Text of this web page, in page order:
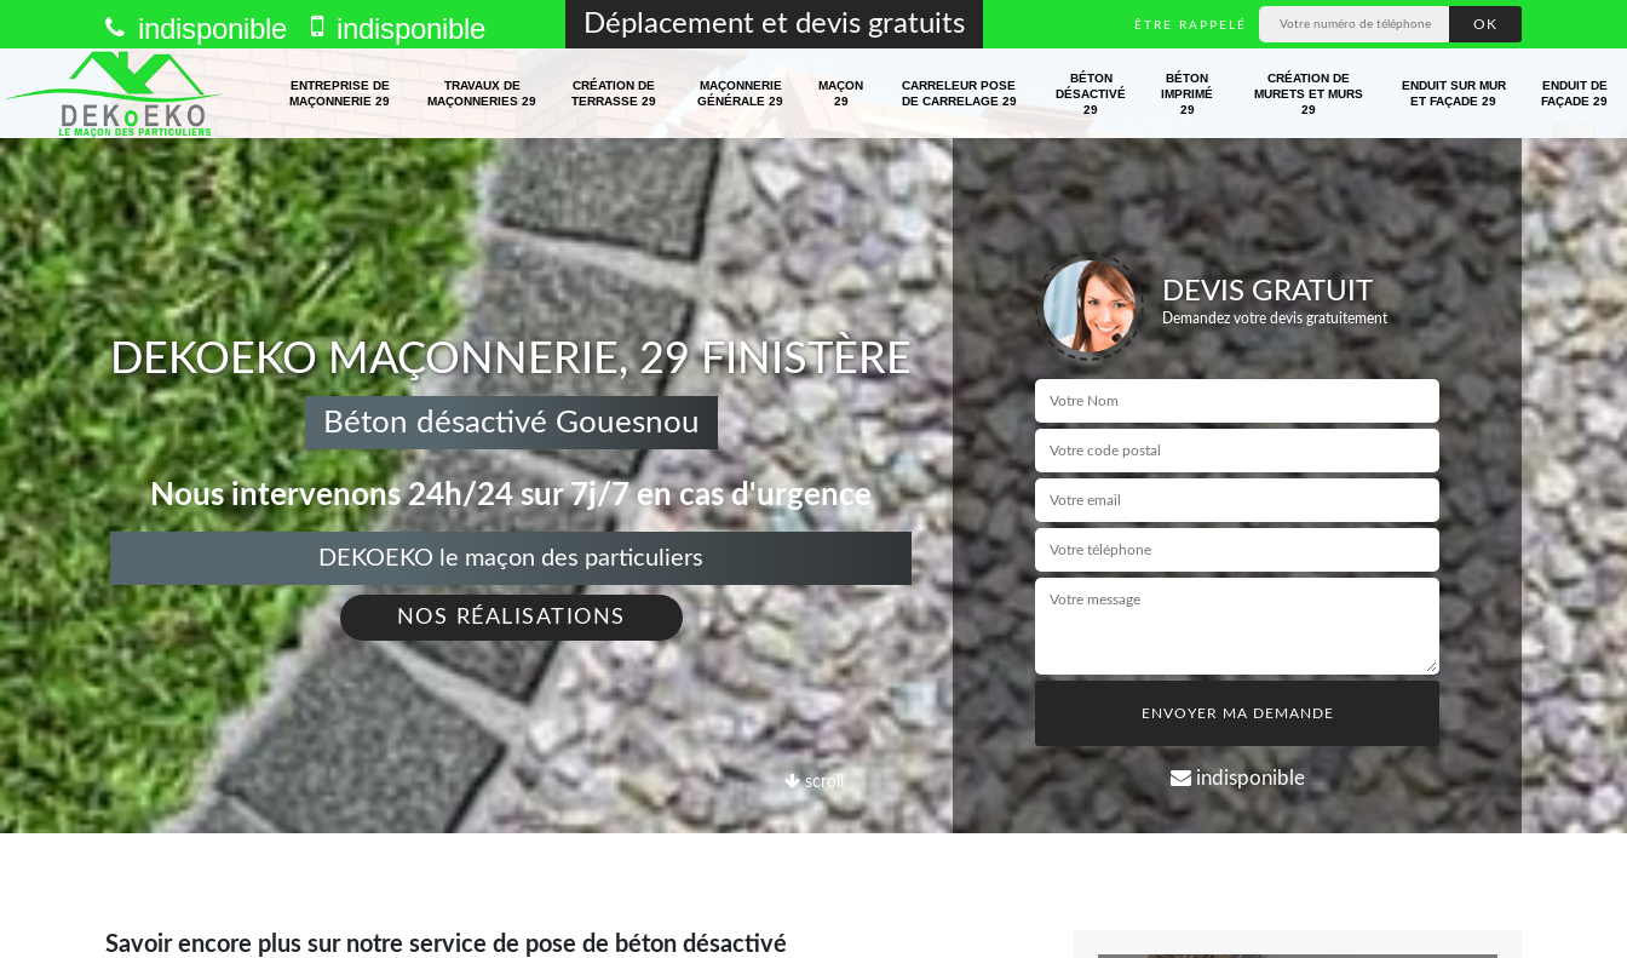
indisponible indisponible Déplacement et devis gratuits ÊTRE RAPPELÉ
ENTREPRISE DE
MAÇONNERIE 29
TRAVAUX DE
MAÇONNERIES 29
CRÉATION DE
TERRASSE 29
MAÇONNERIE
GÉNÉRALE 29
MAÇON
29
CARRELEUR POSE
DE CARRELAGE 29
BÉTON
DÉSACTIVÉ
29
BÉTON
IMPRIMÉ
29
CRÉATION DE
MURETS ET MURS
29
ENDUIT SUR MUR
ET FAÇADE 29
ENDUIT DE
FAÇADE 29
scroll
DEKOEKO MAÇONNERIE, 29 FINISTÈRE
Béton désactivé Gouesnou
Nous intervenons 24h/24 sur 7j/7 en cas d'urgence
DEKOEKO le maçon des particuliers
NOS RÉALISATIONS
DEVIS GRATUIT
Demandez votre devis gratuitement
indisponible
Savoir encore plus sur notre service de pose de béton désactivé